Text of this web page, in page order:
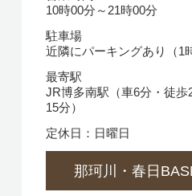
10時00分～21時00分
駐車場
近隣にパーキングあり（1
最寄駅
JR博多南駅（車6分・徒
15分）
定休日：日曜日
那珂川・春日